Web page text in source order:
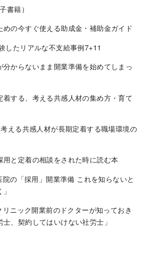
書籍）
めの今すぐ使える助成金・補助金ガイド
したリアルな不支給事例7+11
分からないまま開業準備を始めてしまっ
着する、考える共感人材の集め方・育て
える共感人材が長期定着する職場環境の
用と定着の相談をされた時に読む本
院の「採用」開業準備 これを知らないと
リニック開業前のドクターが知っておき
、契約してはいけない社労士」